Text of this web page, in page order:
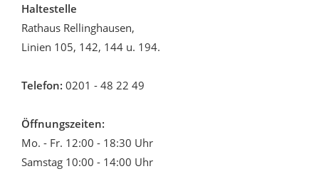
Haltestelle
Rathaus Rellinghausen,
Linien 105, 142, 144 u. 194.
Telefon: 0201 - 48 22 49
Öffnungszeiten:
Mo. - Fr. 12:00 - 18:30 Uhr
Samstag 10:00 - 14:00 Uhr